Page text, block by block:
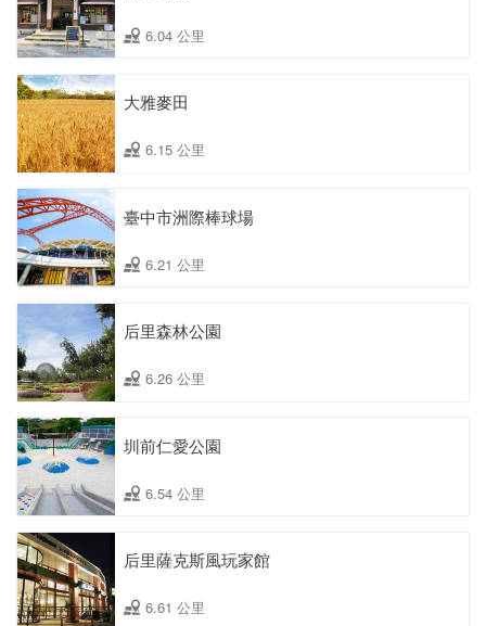
6.04 公里
大雅麥田
6.15 公里
臺中市洲際棒球場
6.21 公里
后里森林公園
6.26 公里
圳前仁愛公園
6.54 公里
后里薩克斯風玩家館
6.61 公里